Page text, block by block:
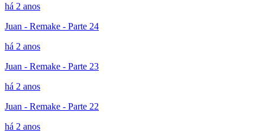
há 2 anos
Juan - Remake - Parte 24
há 2 anos
Juan - Remake - Parte 23
há 2 anos
Juan - Remake - Parte 22
há 2 anos